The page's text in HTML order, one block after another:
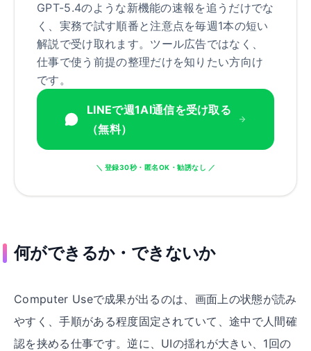
GPT-5.4のような新機能の速報を追うだけでな
く、実務で試す順番と注意点を毎週1本の短い
解説で受け取れます。ツール広告ではなく、
仕事で使う前提の整理だけを知りたい方向け
です。
LINEで週1AI通信を受け取る
（無料）
＼ 登録30秒・匿名OK・勧誘なし ／
何ができるか・ できないか
Computer Useで成果が出るのは、画面上の状態が読み
やすく、手順がある程度固定されていて、途中で人間確
認を挟める仕事です。逆に、UIの揺れが大きい、1回の